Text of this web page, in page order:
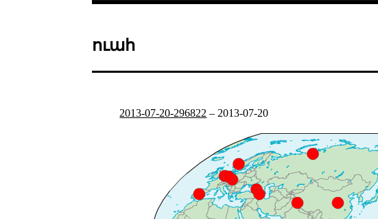
ուահ
2013-07-20-296822 – 2013-07-20